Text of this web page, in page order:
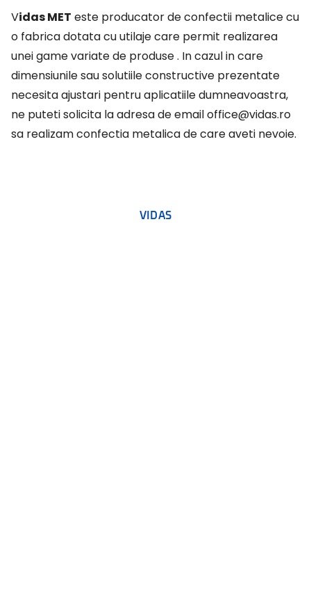
Vidas MET este producator de confectii metalice cu
o fabrica dotata cu utilaje care permit realizarea
unei game variate de produse . In cazul in care
dimensiunile sau solutiileconstructive prezentate
necesita ajustari pentru aplicatiile dumneavoastra,
ne puteti solicita la adresa de emailoffice@vidas.ro
sa realizam confectia metalica de care aveti nevoie.
VIDAS